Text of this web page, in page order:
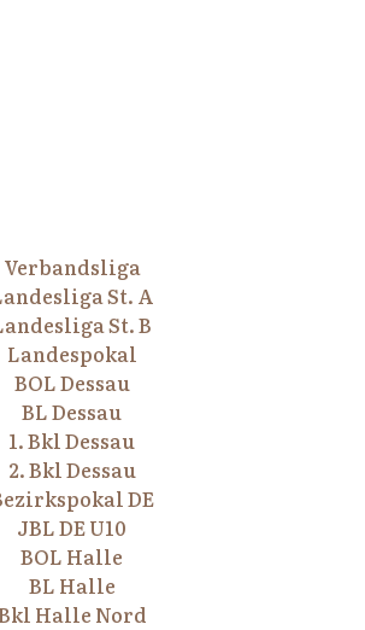
Verbandsliga
St. A
St. B
Landespokal
BOL Dessau
BL Dessau
1. Bkl Dessau
2. Bkl Dessau
DE
JBL DE U10
BOL Halle
BL Halle
Halle Nord